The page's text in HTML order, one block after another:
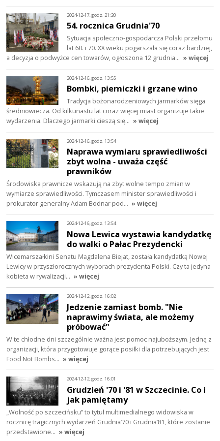
2024-12-17, godz. 21:20
54. rocznica Grudnia'70
Sytuacja społeczno-gospodarcza Polski przełomu
lat 60. i 70. XX wieku pogarszała się coraz bardziej,
a decyzja o podwyżce cen towarów, ogłoszona 12 grudnia… » więcej
2024-12-16, godz. 13:55
Bombki, pierniczki i grzane wino
Tradycja bożonarodzeniowych jarmarków sięga
średniowiecza. Od kilkunastu lat coraz więcej miast organizuje takie
wydarzenia. Dlaczego jarmarki cieszą się… » więcej
2024-12-16, godz. 13:54
Naprawa wymiaru sprawiedliwości
zbyt wolna - uważa część
prawników
Środowiska prawnicze wskazują na zbyt wolne tempo zmian w
wymiarze sprawiedliwości. Tymczasem minister sprawiedliwości i
prokurator generalny Adam Bodnar pod… » więcej
2024-12-16, godz. 13:54
Nowa Lewica wystawia kandydatkę
do walki o Pałac Prezydencki
Wicemarszałkini Senatu Magdalena Biejat, została kandydatką Nowej
Lewicy w przyszłorocznych wyborach prezydenta Polski. Czy ta jedyna
kobieta w rywalizacji… » więcej
2024-12-12, godz. 16:02
Jedzenie zamiast bomb. "Nie
naprawimy świata, ale możemy
próbować"
W te chłodne dni szczególnie ważna jest pomoc najuboższym. Jedną z
organizacji, która przygotowuje gorące posiłki dla potrzebujących jest
Food Not Bombs… » więcej
2024-12-12, godz. 16:01
Grudzień '70 i '81 w Szczecinie. Co i
jak pamiętamy
„Wolność po szczecińsku” to tytuł multimedialnego widowiska w
rocznicę tragicznych wydarzeń Grudnia’70 i Grudnia’81, które zostanie
przedstawione… » więcej